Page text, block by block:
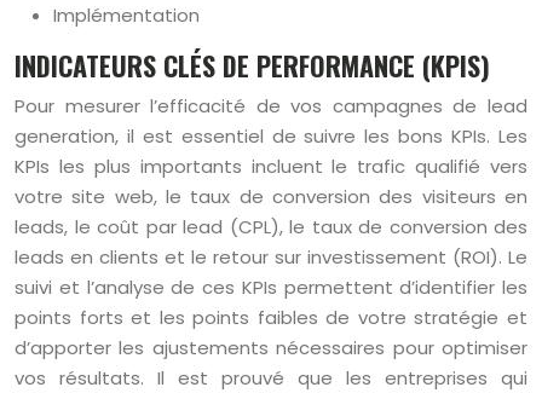
Implémentation
INDICATEURS CLÉS DE PERFORMANCE (KPIS)
Pour mesurer l’efficacité de vos campagnes de lead
generation, il est essentiel de suivre les bons KPIs. Les
KPIs les plus importants incluent le trafic qualifié vers
votre site web, le taux de conversion des visiteurs en
leads, le coût par lead (CPL), le taux de conversion des
leads en clients et le retour sur investissement (ROI). Le
suivi et l’analyse de ces KPIs permettent d’identifier les
points forts et les points faibles de votre stratégie et
d’apporter les ajustements nécessaires pour optimiser
vos résultats. Il est prouvé que les entreprises qui